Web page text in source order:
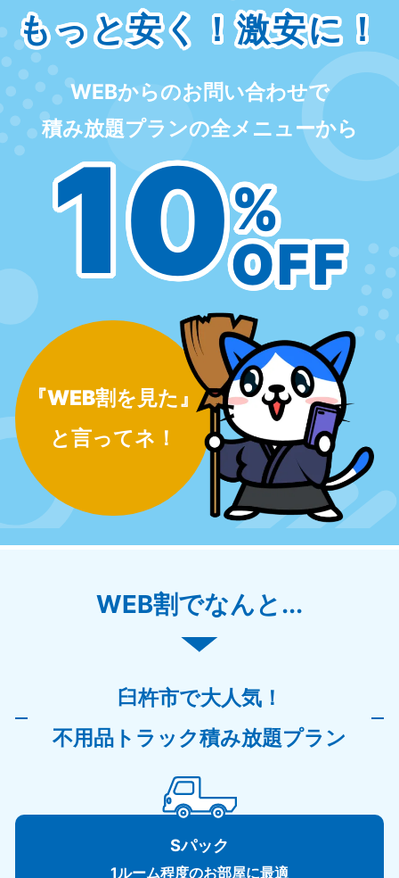
もっと安く！激安に！
WEBからのお問い合わせで
積み放題プランの全メニューから
10%
OFF
『WEB割を見た』
と言ってネ！
WEB割でなんと...
臼杵市で大人気！
不用品トラック積み放題プラン
Sパック
1ルーム程度のお部屋に最適